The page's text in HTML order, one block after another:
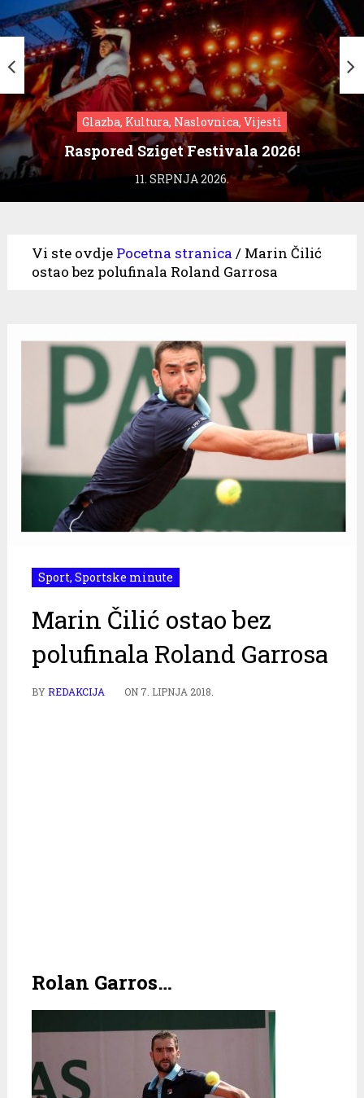
Glazba, Kultura, Naslovnica, Vijesti
Raspored Sziget Festivala 2026!
11. SRPNJA 2026.
Vi ste ovdje Pocetna stranica / Marin Čilić
ostao bez polufinala Roland Garrosa
Sport, Sportske minute
Marin Čilić ostao bez
polufinala Roland Garrosa
BYREDAKCIJA ON 7. LIPNJA 2018.
Rolan Garros…